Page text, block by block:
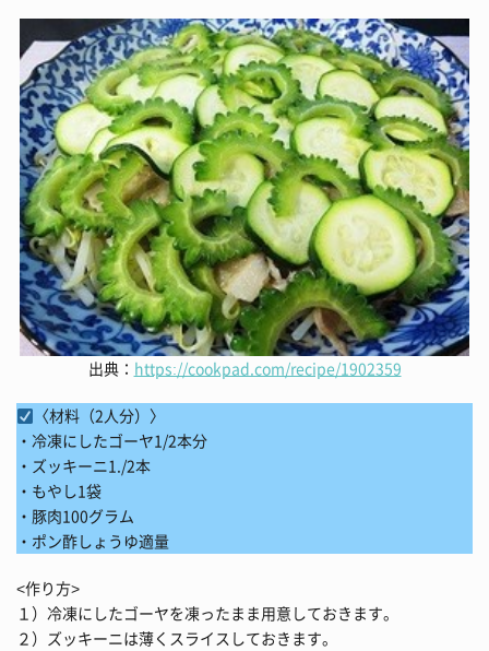
出典： https://cookpad.com/recipe/1902359
〈材料（2人分）〉
・冷凍にしたゴーヤ1/2本分
・ズッキーニ1./2本
・もやし1袋
・豚肉100グラム
・ポン酢しょうゆ適量
<作り方>
１）冷凍にしたゴーヤを凍ったまま用意しておきます。
２）ズッキーニは薄くスライスしておきます。